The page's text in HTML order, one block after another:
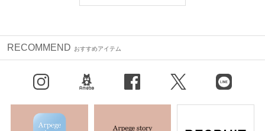
RECOMMEND おすすめアイテム
X（旧Twitter） LINE